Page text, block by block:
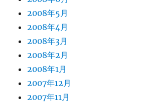
2008年5月
2008年4月
2008年3月
2008年2月
2008年1月
2007年12月
2007年11月